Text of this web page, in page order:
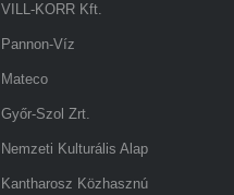
VILL-KORR Kft.
Pannon-Víz
Mateco
Győr-Szol Zrt.
Nemzeti Kulturális Alap
Kantharosz Közhasznú